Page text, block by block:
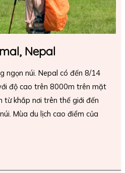
Nepal
ngọn núi. Nepal có đến 8/14
độ cao trên 8000m trên mặt
từ khắp nơi trên thế giới đến
Mùa du lịch cao điểm của